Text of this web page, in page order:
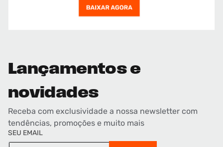
Lançamentos e
novidades
Receba com exclusividade a nossa newsletter com
tendências, promoções e muito mais
SEU EMAIL